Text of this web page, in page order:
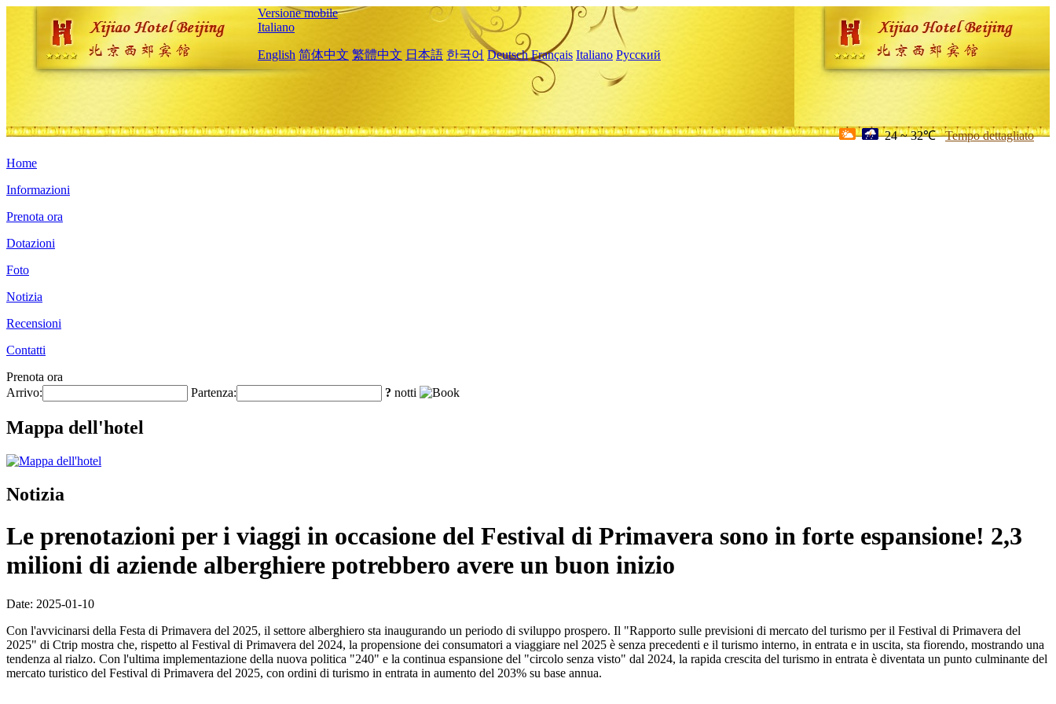
Versione mobile
Italiano
English 简体中文 繁體中文 日本語 한국어 Deutsch Français Italiano Русский
24 ~ 32℃ Tempo dettagliato
Home
Informazioni
Prenota ora
Dotazioni
Foto
Notizia
Recensioni
Contatti
Prenota ora
Arrivo:
Partenza: ? notti
Mappa dell'hotel
Notizia
Le prenotazioni per i viaggi in occasione del Festival di Primavera sono in forte espansione! 2,3
milioni di aziende alberghiere potrebbero avere un buon inizio
Date: 2025-01-10
Con l'avvicinarsi della Festa di Primavera del 2025, il settore alberghiero sta inaugurando un periodo di sviluppo prospero. Il "Rapporto sulle previsioni di mercato del turismo per il Festival di Primavera del
2025" di Ctrip mostra che, rispetto al Festival di Primavera del 2024, la propensione dei consumatori a viaggiare nel 2025 è senza precedenti e il turismo interno, in entrata e in uscita, sta fiorendo, mostrando una
tendenza al rialzo. Con l'ultima implementazione della nuova politica "240" e la continua espansione del "circolo senza visto" dal 2024, la rapida crescita del turismo in entrata è diventata un punto culminante del
mercato turistico del Festival di Primavera del 2025, con ordini di turismo in entrata in aumento del 203% su base annua.